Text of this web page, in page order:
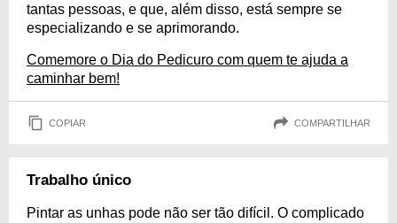
tantas pessoas, e que, além disso, está sempre se
especializando e se aprimorando.
Comemore o Dia do Pedicuro com quem te ajuda a
caminhar bem!
COPIAR COMPARTILHAR
Trabalho único
Pintar as unhas pode não ser tão difícil. O complicado